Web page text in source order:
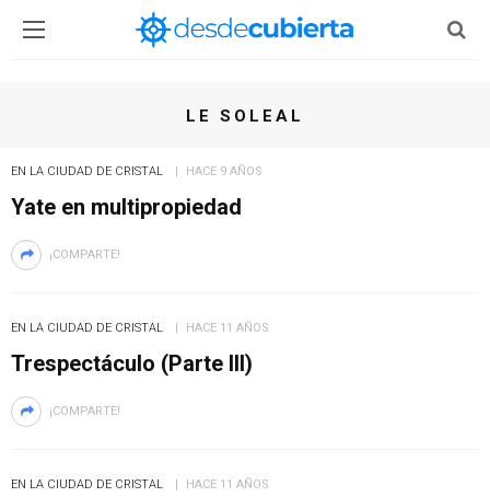
LE SOLEAL
EN LA CIUDAD DE CRISTAL HACE 9 AÑOS
Yate en multipropiedad
¡COMPARTE!
EN LA CIUDAD DE CRISTAL HACE 11 AÑOS
Trespectáculo (Parte III)
¡COMPARTE!
EN LA CIUDAD DE CRISTAL HACE 11 AÑOS